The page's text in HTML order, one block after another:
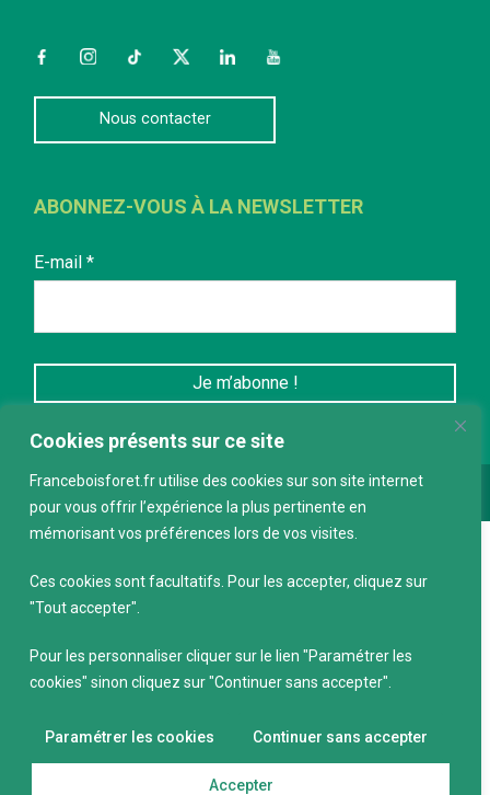
Cookies présents sur ce site
Franceboisforet.fr utilise des cookies sur son site internet
pour vous offrir l’expérience la plus pertinente en
mémorisant vos préférences lors de vos visites.
Ces cookies sont facultatifs. Pour les accepter, cliquez sur
"Tout accepter".
Pour les personnaliser cliquer sur le lien "Paramétrer les
cookies" sinon cliquez sur "Continuer sans accepter".
Paramétrer les cookies Continuer sans accepter
Accepter
FacebookInstagramTikTokTwitterLinkedInYouTube
Nous contacter
ABONNEZ-VOUS À LA NEWSLETTER
E-mail *